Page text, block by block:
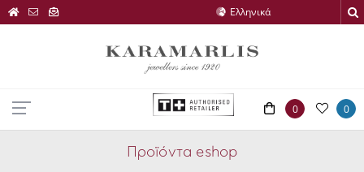
0 0
Προϊόντα eshop